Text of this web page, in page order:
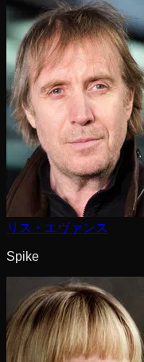
リス・エヴァンス
Spike